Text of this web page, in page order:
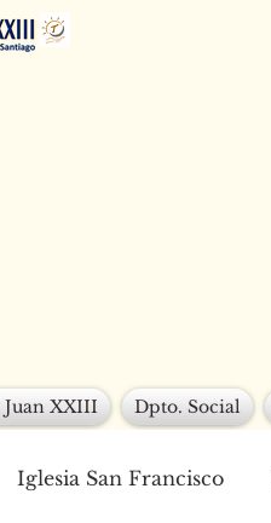
Juan XXIII Dpto. Social
Iglesia San Francisco